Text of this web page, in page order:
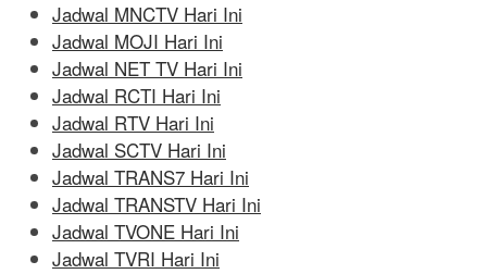
Jadwal MNCTV Hari Ini
Jadwal MOJI Hari Ini
Jadwal NET TV Hari Ini
Jadwal RCTI Hari Ini
Jadwal RTV Hari Ini
Jadwal SCTV Hari Ini
Jadwal TRANS7 Hari Ini
Jadwal TRANSTV Hari Ini
Jadwal TVONE Hari Ini
Jadwal TVRI Hari Ini